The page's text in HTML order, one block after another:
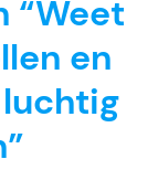
“Weet
en